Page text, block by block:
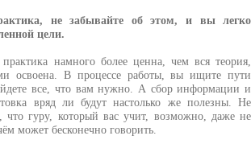
не забывайте об этом, и вы легко
цели.
намного более ценна, чем вся теория,
освоена. В процессе работы, вы ищите пути
все, что вам нужно. А сбор информации и
вряд ли будут настолько же полезны. Не
что гуру, который вас учит, возможно, даже не
может бесконечно говорить.